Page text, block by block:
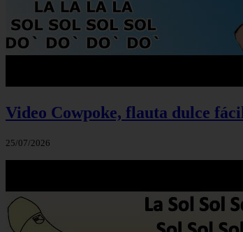
Video Cowpoke, flauta dulce
25/07/2026